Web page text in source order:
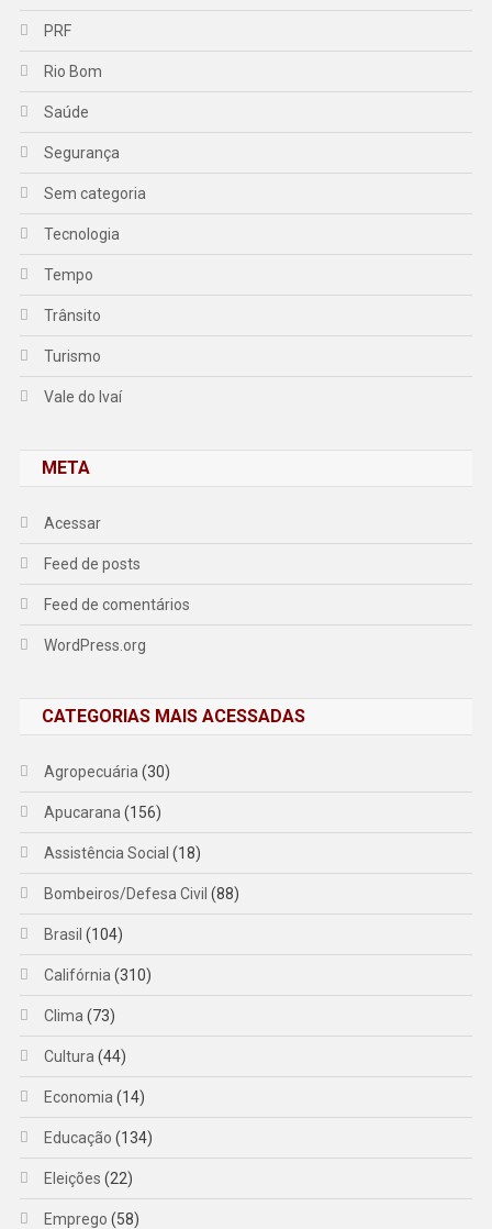
PRF
Rio Bom
Saúde
Segurança
Sem categoria
Tecnologia
Tempo
Trânsito
Turismo
Vale do Ivaí
META
Acessar
Feed de posts
Feed de comentários
WordPress.org
CATEGORIAS MAIS ACESSADAS
Agropecuária (30)
Apucarana (156)
Assistência Social (18)
Bombeiros/Defesa Civil (88)
Brasil (104)
Califórnia (310)
Clima (73)
Cultura (44)
Economia (14)
Educação (134)
Eleições (22)
Emprego (58)